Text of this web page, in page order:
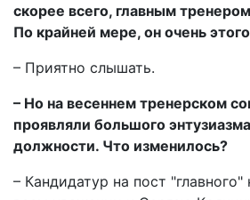
скорее всего, главным
По крайней мере, он очень
– Приятно слышать.
– Но на весеннем тренерском
проявляли большого
должности. Что изменилось?
– Кандидатур на пост